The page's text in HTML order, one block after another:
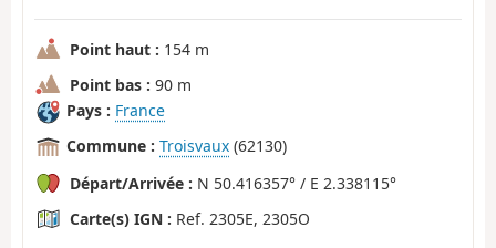
Point haut : 154 m
Point bas : 90 m
Pays : France
Commune : Troisvaux (62130)
Départ/Arrivée : N 50.416357° / E 2.338115°
Carte(s) IGN : Ref. 2305E, 2305O